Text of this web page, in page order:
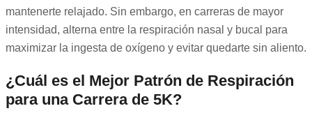
mantenerte relajado. Sin embargo, en carreras de mayor
intensidad, alterna entre la respiración nasal y bucal para
maximizar la ingesta de oxígeno y evitar quedarte sin aliento.
¿Cuál es el Mejor Patrón de Respiración
para una Carrera de 5K?